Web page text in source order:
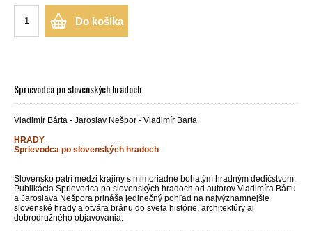
Do košíka
Sprievodca po slovenských hradoch
Vladimír Bárta - Jaroslav Nešpor - Vladimír Barta
HRADY
Sprievodca po slovenských hradoch
Slovensko patrí medzi krajiny s mimoriadne bohatým hradným dedičstvom.
Publikácia Sprievodca po slovenských hradoch od autorov Vladimíra Bártu
a Jaroslava Nešpora prináša jedinečný pohľad na najvýznamnejšie
slovenské hrady a otvára bránu do sveta histórie, architektúry aj
dobrodružného objavovania.